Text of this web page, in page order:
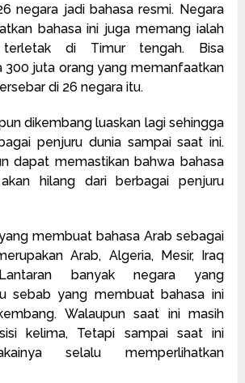
negara jadi bahasa resmi. Negara
bahasa ini juga memang ialah
di Timur tengah. Bisa
300 juta orang yang memanfaatkan
di 26 negara itu.
dikembang luaskan lagi sehingga
penjuru dunia sampai saat ini.
dapat memastikan bahwa bahasa
hilang dari berbagai penjuru
membuat bahasa Arab sebagai
Arab, Algeria, Mesir, Iraq
banyak negara yang
sebab yang membuat bahasa ini
Walaupun saat ini masih
kelima, Tetapi sampai saat ini
selalu memperlihatkan